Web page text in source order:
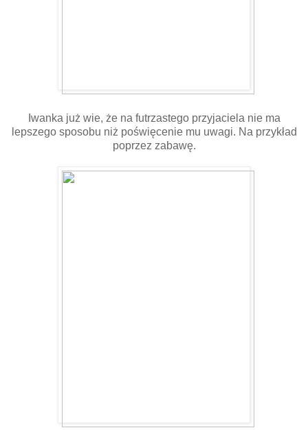
Iwanka już wie, że na futrzastego przyjaciela nie ma
lepszego sposobu niż poświęcenie mu uwagi. Na przykład
poprzez zabawę.